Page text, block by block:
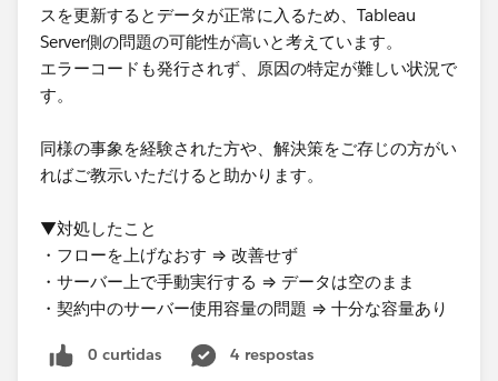
スを更新するとデータが正常に入るため、Tableau
Server側の問題の可能性が高いと考えています。
エラーコードも発行されず、原因の特定が難しい状況で
す。
同様の事象を経験された方や、解決策をご存じの方がい
ればご教示いただけると助かります。
▼対処したこと
・フローを上げなおす ⇒ 改善せず
・サーバー上で手動実行する ⇒ データは空のまま
・契約中のサーバー使用容量の問題 ⇒ 十分な容量あり
0 curtidas
4 respostas